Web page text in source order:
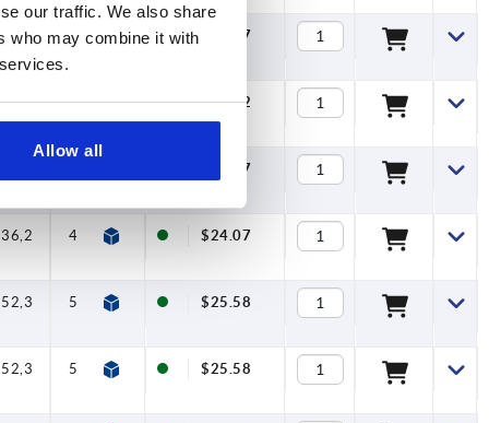
our traffic. We also share
who may combine it with
Allow all
70,4 79,2 1,2 120
$44.97
96 108 1,5 350
$62.32
1,5 90
$24.07
36,2 41,7 1 1,5 90
$24.07
52,3 59,1 1 2,5 100
$25.58
52,3 59,1 1 2,5 100
$25.58